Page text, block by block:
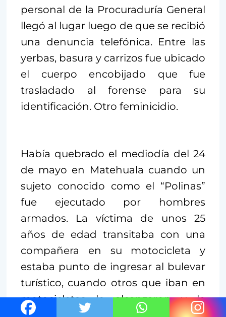
personal de la Procuraduría General
llegó al lugar luego de que se recibió
una denuncia telefónica. Entre las
yerbas, basura y carrizos fue ubicado
el cuerpo encobijado que fue
trasladado al forense para su
identificación. Otro feminicidio.
Había quebrado el mediodía del 24
de mayo en Matehuala cuando un
sujeto conocido como el “Polinas”
fue ejecutado por hombres
armados. La víctima de unos 25
años de edad transitaba con una
compañera en su motocicleta y
estaba punto de ingresar al bulevar
turístico, cuando otros que iban en
motocicletas lo alcanzaron y le